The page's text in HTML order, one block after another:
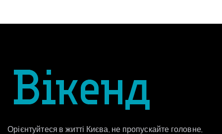
Орієнтуйтеся в житті Києва, не пропускайте головне,